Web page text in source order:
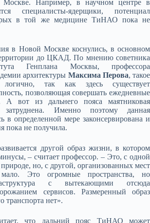
Например, в научном центре в
специалисты-ядерщики, потенциал
в той же медицине ТиНАО пока не
в Новой Москве коснулись, в основном
до ЦКАД. По мнению советника
Генплана Москвы, профессора
архитектуры Максима Перова, такое
логично, так как здесь существует
позволяющая совершать ежедневные
А вот из дальнего пояса маятниковая
затруднена. Именно поэтому данная
в определенной мере законсервирована и
пока не получила.
другой образ жизни, в котором
– считает профессор. – Это, с одной
но, с другой, организованных мест
Это огромные пространства, но
с вытекающими отсюда
сервисов. Размеренный образ
транспорта нет».
что дальний пояс ТиНАО может